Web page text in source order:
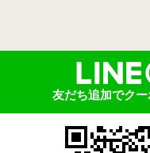
友だち追加でク